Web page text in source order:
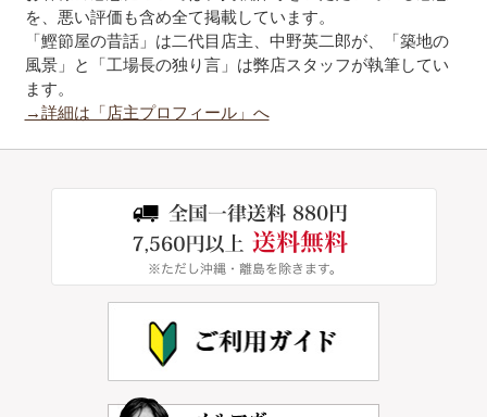
を、悪い評価も含め全て掲載しています。
「鰹節屋の昔話」は二代目店主、中野英二郎が、「築地の
風景」と「工場長の独り言」は弊店スタッフが執筆してい
ます。
→詳細は「店主プロフィール」へ